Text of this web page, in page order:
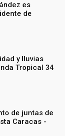
es
de
y lluvias
Tropical 34
de juntas de
Caracas -